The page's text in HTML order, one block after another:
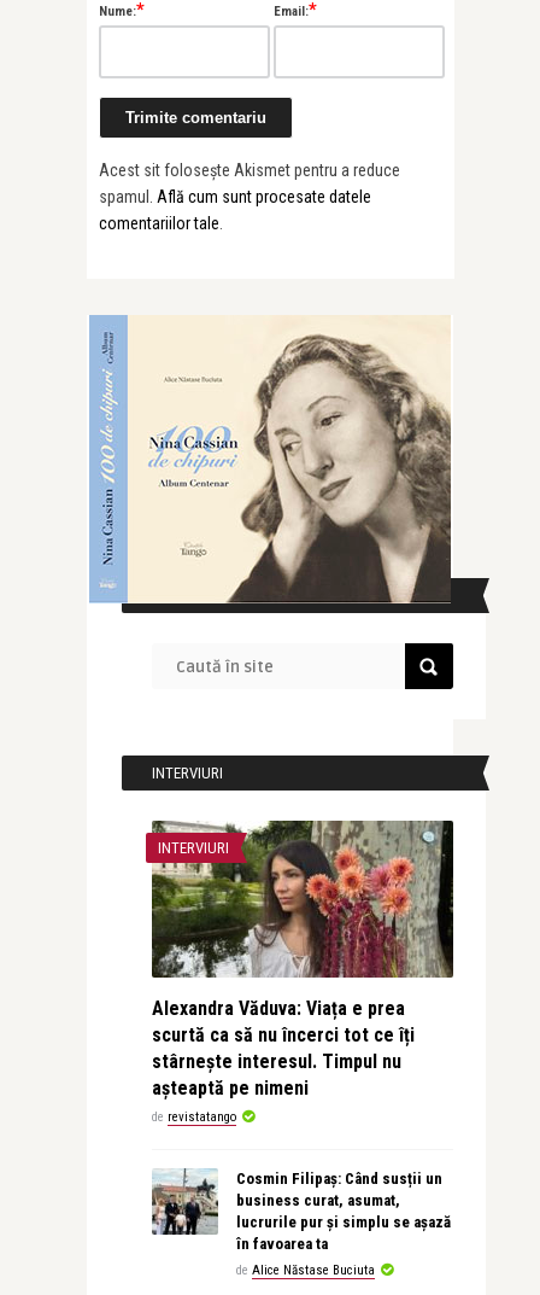
Nume:* Email:*
Acest sit folosește Akismet pentru a reduce
spamul. Află cum sunt procesate datele
comentariilor tale
CAUTĂ ÎN SITE
INTERVIURI
INTERVIURI
Alexandra Văduva: Viața e prea
scurtă ca să nu încerci tot ce îți
stârnește interesul. Timpul nu
așteaptă pe nimeni
de revistatango
Cosmin Filipaș: Când susții un
business curat, asumat,
lucrurile pur și simplu se așază
în favoarea ta
de Alice Năstase Buciuta